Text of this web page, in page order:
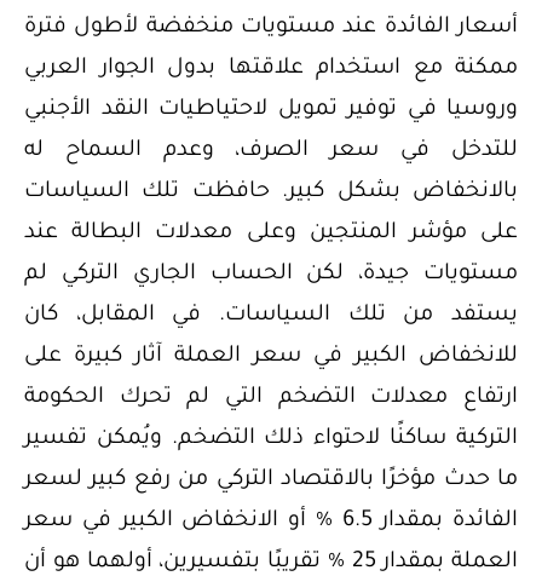
أسعار الفائدة عند مستويات منخفضة لأطول فترة
ممكنة مع استخدام علاقتها بدول الجوار العربي
وروسيا في توفير تمويل لاحتياطيات النقد الأجنبي
للتدخل في سعر الصرف، وعدم السماح له
بالانخفاض بشكل كبير. حافظت تلك السياسات
على مؤشر المنتجين وعلى معدلات البطالة عند
مستويات جيدة، لكن الحساب الجاري التركي لم
يستفد من تلك السياسات. في المقابل، كان
للانخفاض الكبير في سعر العملة آثار كبيرة على
ارتفاع معدلات التضخم التي لم تحرك الحكومة
التركية ساكنًا لاحتواء ذلك التضخم. ويُمكن تفسير
ما حدث مؤخرًا بالاقتصاد التركي من رفع كبير لسعر
الفائدة بمقدار 6.5 % أو الانخفاض الكبير في سعر
العملة بمقدار 25 % تقريبًا بتفسيرين، أولهما هو أن